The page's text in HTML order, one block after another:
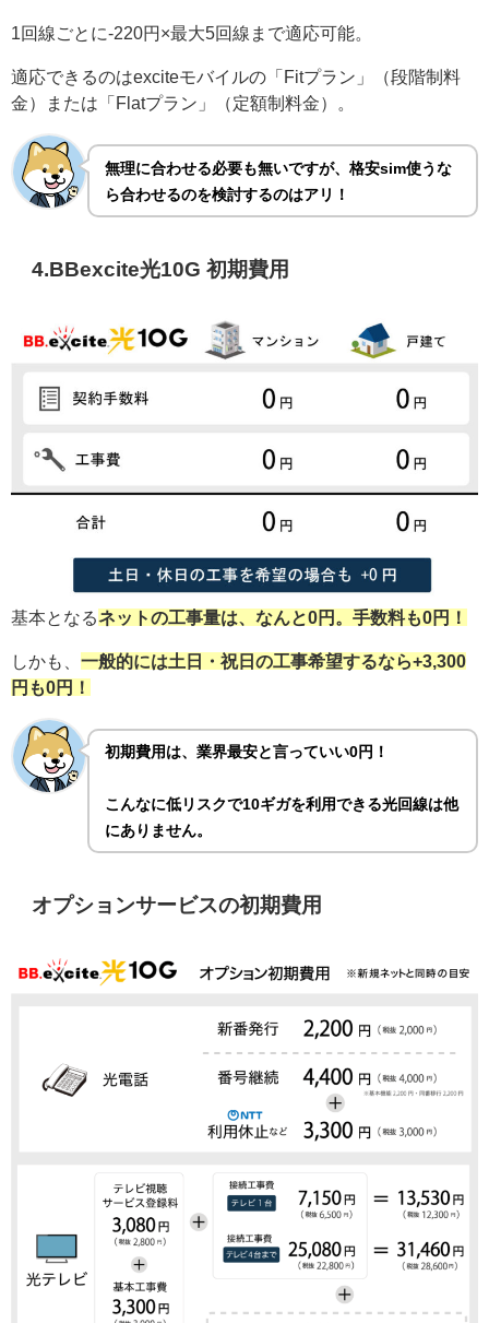
1回線ごとに-220円×最大5回線まで適応可能。
適応できるのはexciteモバイルの「Fitプラン」（段階制料
金）または「Flatプラン」（定額制料金）。
無理に合わせる必要も無いですが、格安sim使うな
ら合わせるのを検討するのはアリ！
4.BBexcite光10G 初期費用
基本となるネットの工事量は、なんと0円。手数料も0円！
しかも、 一般的には土日・祝日の工事希望するなら+3,300
円も0円！
初期費用は、業界最安と言っていい0円！
こんなに低リスクで10ギガを利用できる光回線は他
にありません。
オプションサービスの初期費用